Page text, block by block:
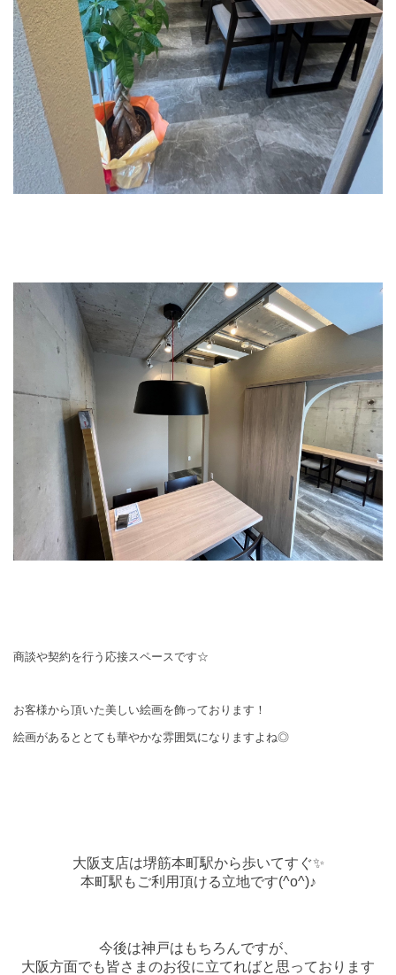
商談や契約を行う応接スペースです☆
お客様から頂いた美しい絵画を飾っております！
絵画があるととても華やかな雰囲気になりますよね◎
大阪支店は堺筋本町駅から歩いてすぐ✨
本町駅もご利用頂ける立地です(^o^)♪
今後は神戸はもちろんですが、
大阪方面でも皆さまのお役に立てればと思っております